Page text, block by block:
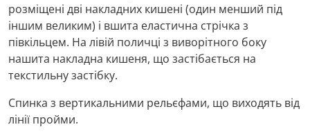
розміщені дві накладних кишені (один менший під
іншим великим) і вшита еластична стрічка з
півкільцем. На лівій поличці з виворітного боку
нашита накладна кишеня, що застібається на
текстильну застібку.
Спинка з вертикальними рельєфами, що виходять від
лінії пройми.